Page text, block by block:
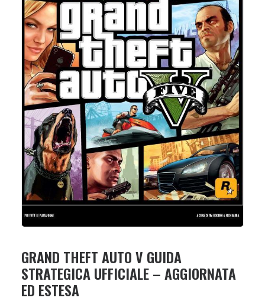
GRAND THEFT AUTO V GUIDA
STRATEGICA UFFICIALE – AGGIORNATA
ED ESTESA